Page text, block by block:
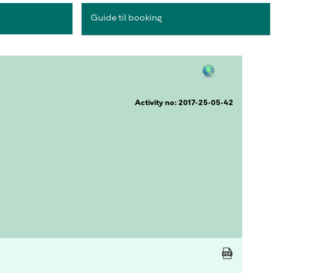
Guide til booking
Activity no: 2017-25-05-42